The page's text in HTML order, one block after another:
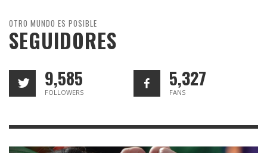
OTRO MUNDO ES POSIBLE
SEGUIDORES
9,585
FOLLOWERS
5,327
FANS